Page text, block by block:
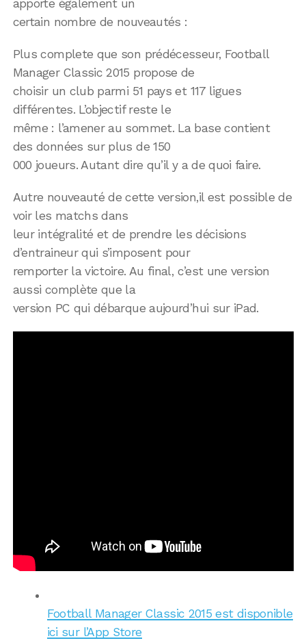
apporte également un
certain nombre de nouveautés :
Plus complete que son prédécesseur, Football
Manager Classic 2015 propose de
choisir un club parmi 51 pays et 117 ligues
différentes. L’objectif reste le
même : l’amener au sommet. La base contient
des données sur plus de 150
000 joueurs. Autant dire qu’il y a de quoi faire.
Autre nouveauté de cette version,il est possible de
voir les matchs dans
leur intégralité et de prendre les décisions
d’entraineur qui s’imposent pour
remporter la victoire. Au final, c’est une version
aussi complète que la
version PC qui débarque aujourd’hui sur iPad.
Football Manager Classic 2015 est disponible
ici sur l’App Store